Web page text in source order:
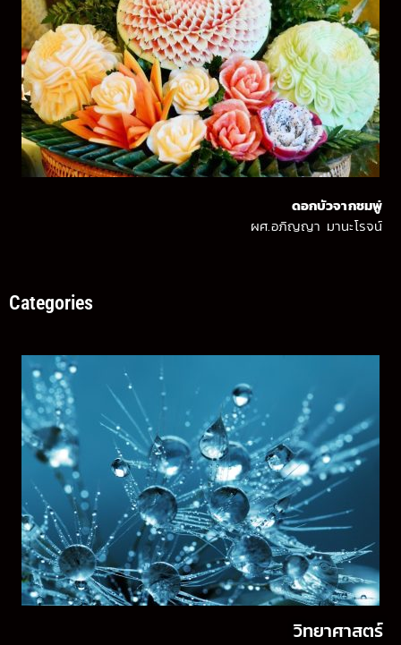
ดอกบัวจากชมพู่
ผศ.อภิญญา มานะโรจน์
Categories
วิทยาศาสตร์